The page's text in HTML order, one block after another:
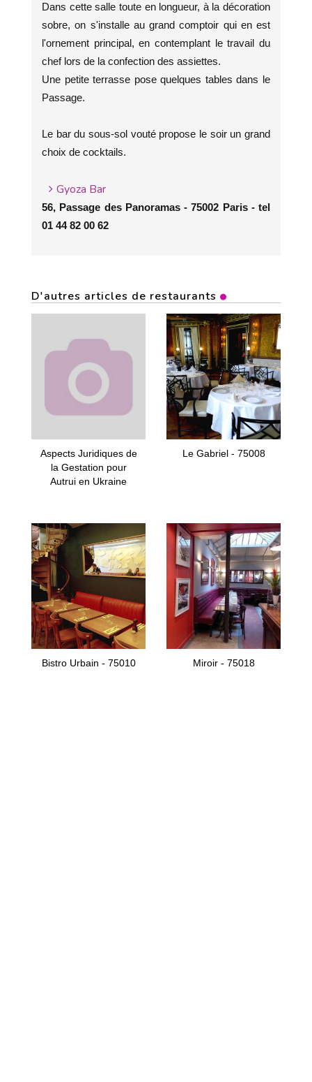
Dans cette salle toute en longueur, à la décoration
sobre, on s'installe au grand comptoir qui en est
l'ornement principal, en contemplant le travail du
chef lors de la confection des assiettes.
Une petite terrasse pose quelques tables dans le
Passage.
Le bar du sous-sol vouté propose le soir un grand
choix de cocktails.
Gyoza Bar
56, Passage des Panoramas - 75002 Paris - tel
01 44 82 00 62
D'autres articles de restaurants
Aspects Juridiques de
la Gestation pour
Autrui en Ukraine
Le Gabriel - 75008
Bistro Urbain - 75010 Miroir - 75018